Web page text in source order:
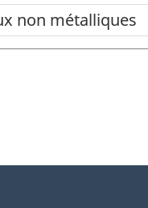
non métalliques